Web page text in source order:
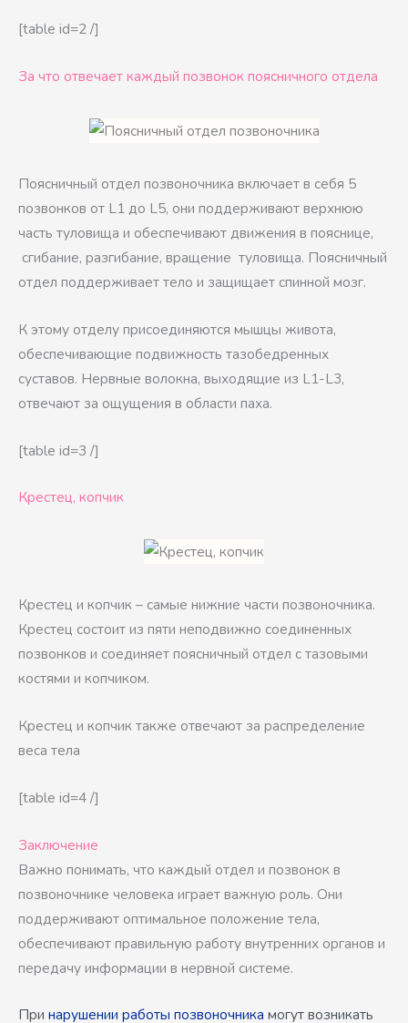
[table id=2 /]
За что отвечает каждый позвонок поясничного отдела
Поясничный отдел позвоночника включает в себя 5
позвонков от L1 до L5, они поддерживают верхнюю
часть туловища и обеспечивают движения в пояснице,
сгибание, разгибание, вращение туловища. Поясничный
отдел поддерживает тело и защищает спинной мозг.
К этому отделу присоединяются мышцы живота,
обеспечивающие подвижность тазобедренных
суставов. Нервные волокна, выходящие из L1-L3,
отвечают за ощущения в области паха.
[table id=3 /]
Крестец, копчик
Крестец и копчик – самые нижние части позвоночника.
Крестец состоит из пяти неподвижно соединенных
позвонков и соединяет поясничный отдел с тазовыми
костями и копчиком.
Крестец и копчик также отвечают за распределение
веса тела
[table id=4 /]
Заключение
Важно понимать, что каждый отдел и позвонок в
позвоночнике человека играет важную роль. Они
поддерживают оптимальное положение тела,
обеспечивают правильную работу внутренних органов и
передачу информации в нервной системе.
При нарушении работы позвоночника могут возникать